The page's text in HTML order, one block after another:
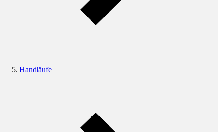
Handläufe